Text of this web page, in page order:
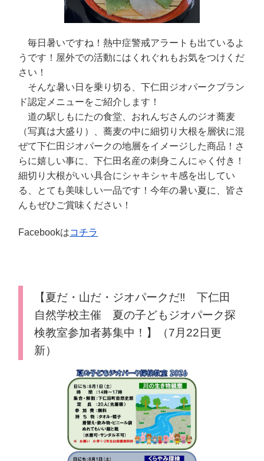
毎日暑いですね！熱中症警戒アラートも出ているよ
うです！屋外での活動にはくれぐれもお気をつけくだ
さい！
そんな暑い日を乗り切る、下仁田ジオパークブラン
ド認定メニューをご紹介します！
道の駅しもにたの食堂、おれんぢさんのジオ蕎麦
（写真は大盛り）、蕎麦の中に細切り大根を層状に混
ぜて下仁田ジオパークの地層をイメージした商品！さ
らに嬉しい事に、下仁田名産の刺身こんにゃく付き！
細切り大根がいい具合にシャキシャキ感を出してい
る、とても美味しい一品です！今年の暑い夏に、皆さ
んもぜひご賞味ください！
Facebookはコチラ
【夏だ・山だ・ジオパークだ‼ 下仁田
自然学校主催 夏の子どもジオパーク探
検教室参加者募集中！】（7月22日更
新）